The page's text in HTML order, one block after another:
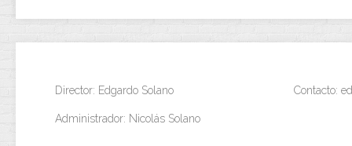
Director: Edgardo Solano
Administrador: Nicolás Solano
Contacto: